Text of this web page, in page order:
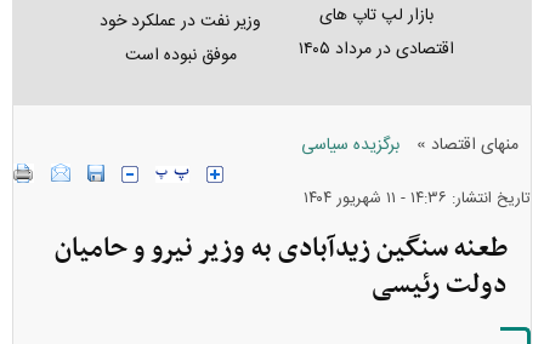
بازار لپ‌ تاپ‌ های
اقتصادی در مرداد ۱۴۰۵
وزیر نفت در عملکرد خود
موفق نبوده است
منهای اقتصاد » برگزیده سیاسی
تاریخ انتشار: ۱۴:۳۶ - ۱۱ شهريور ۱۴۰۴
طعنه سنگین زیدآبادی به وزیر نیرو و حامیان
دولت رئیسی